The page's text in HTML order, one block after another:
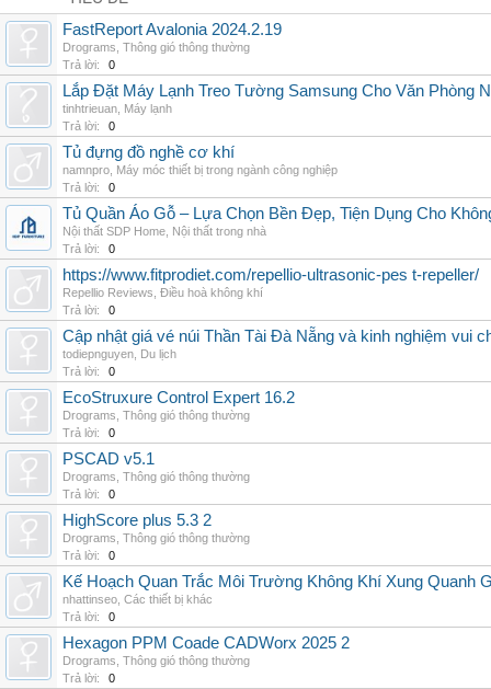
FastReport Avalonia 2024.2.19
Drograms Thông gió thông thường
Trả lời:
0
Lắp Đặt Máy Lạnh Treo Tường Samsung Cho Văn Phòng
tinhtrieuan Máy lạnh
Trả lời:
0
Tủ đựng đồ nghề cơ khí
namnpro Máy móc thiết bị trong ngành công nghiệp
Trả lời:
0
Tủ Quần Áo Gỗ – Lựa Chọn Bền Đẹp, Tiện Dụng Cho
Nội thất SDP Home Nội thất trong nhà
Trả lời:
0
https://www.fitprodiet.com/repellio-ultrasonic-pes t-repeller/
Repellio Reviews Điều hoà không khí
Trả lời:
0
Cập nhật giá vé núi Thần Tài Đà Nẵng và kinh nghiệm vui
todiepnguyen Du lịch
Trả lời:
0
EcoStruxure Control Expert 16.2
Drograms Thông gió thông thường
Trả lời:
0
PSCAD v5.1
Drograms Thông gió thông thường
Trả lời:
0
HighScore plus 5.3 2
Drograms Thông gió thông thường
Trả lời:
0
Kế Hoạch Quan Trắc Môi Trường Không Khí Xung Quanh
nhattinseo Các thiết bị khác
Trả lời:
0
Hexagon PPM Coade CADWorx 2025 2
Drograms Thông gió thông thường
Trả lời:
0